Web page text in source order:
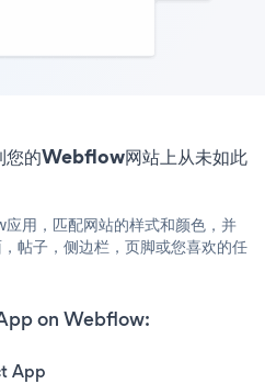
的Webflow网站上从未如此
用，匹配网站的样式和颜色，并
帖子，侧边栏，页脚或您喜欢的任
on Webflow:
App